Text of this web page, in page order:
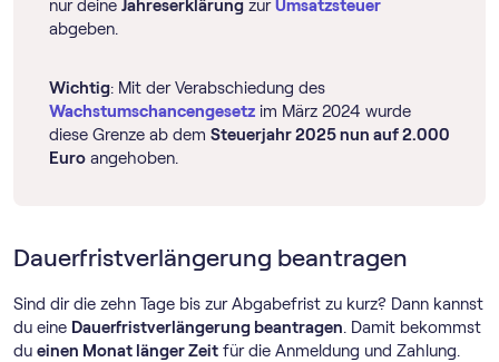
nur deine Jahreserklärung zurUmsatzsteuer
abgeben.
Wichtig: Mit der Verabschiedung des
Wachstumschancengesetz im März 2024 wurde
diese Grenze ab dem Steuerjahr 2025 nun auf 2.000
Euro angehoben.
Dauerfristverlängerung beantragen
Sind dir die zehn Tage bis zur Abgabefrist zu kurz? Dann kannst
du eine Dauerfristverlängerung beantragen. Damit bekommst
du einen Monat länger Zeit für die Anmeldung und Zahlung.